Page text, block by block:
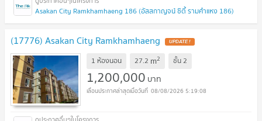
Asakan City Ramkhamhaeng 186 (อัสสกาญจน์ ซิตี้ รามคำแหง 186)
(17776) Asakan City Ramkhamhaeng UPDATE !
1 ห้องนอน 27.2 m2 ชั้น2
1,200,000 บาท
08/08/2026 5:19:08